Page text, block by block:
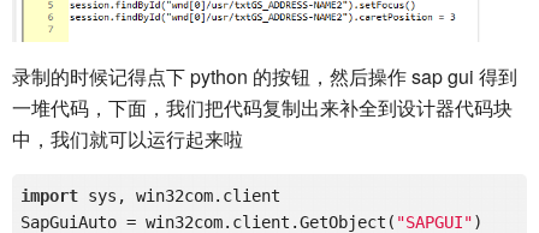
录制的时候记得点下 python 的按钮，然后操作 sap gui 得到
一堆代码，下面，我们把代码复制出来补全到设计器代码块
中，我们就可以运行起来啦
import sys, win32com.client
SapGuiAuto = win32com.client.GetObject( "SAPGUI")